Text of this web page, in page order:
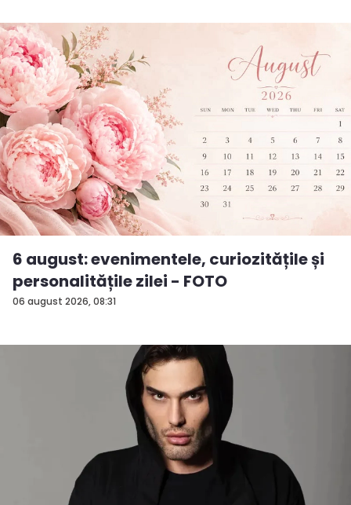
06 august 2026, 08:31
6 august: evenimentele, curiozitățile și
personalitățile zilei - FOTO